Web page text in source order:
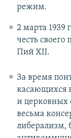
режим.
2 марта 1939
честь
Пий XII.
За время
касающихся
и церковных
весьма